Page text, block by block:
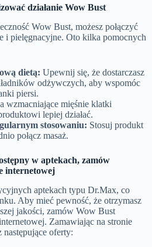
działanie Wow Bust
Wow Bust, możesz połączyć
i pielęgnacyjne. Oto kilka pomocnych
dietą: Upewnij się, że dostarczasz
odżywczych, aby wspomóc
piersi.
wzmacniające mięśnie klatki
lepiej działać.
stosowaniu: Stosuj produkt
połącz masaż.
w aptekach, zamów
internetowej
aptekach typu Dr.Max, co
Aby mieć pewność, że otrzymasz
jakości, zamów Wow Bust
Zamawiając na stronie
następujące oferty: